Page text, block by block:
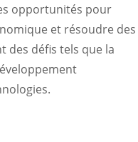
opportunités pour
et résoudre des
des défis tels que la